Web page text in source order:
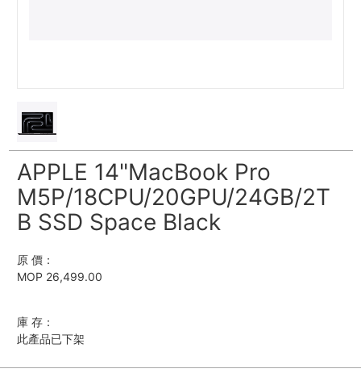
APPLE 14"MacBook Pro
M5P/18CPU/20GPU/24GB/2T
B SSD Space Black
原 價：
MOP 26,499.00
庫 存：
此產品已下架